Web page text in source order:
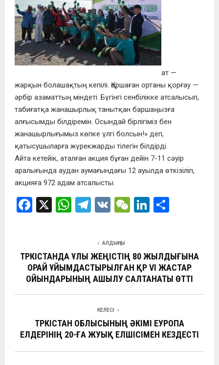
ат —
жарқын болашақтың кепілі. Қоршаған ортаны қорғау —
әрбір азаматтың міндеті. Бүгінгі сенбілікке атсалысып,
табиғатқа жанашырлық танытқан баршаңызға
алғысымды білдіремін. Осындай бірлігіміз бен
жанашырлығымыз көпке үлгі болсын!» деп,
қатысушыларға жүрекжарды тілегін білдірді.
Айта кетейік, аталған акция бұған дейін 7-11 сәуір
аралығында аудан аумағындағы 12 ауылда өткізіліп,
акцияға 972 адам атсалысты.
F
b
o
o
k
X
W
s
A
p
p
T
gr
a
m
V
W
h
at
Li
dI
n
р
а
в
и
АЛДЫҢҒЫ
ТҮРКІСТАНДА ҰЛЫ ЖЕҢІСТІҢ 80 ЖЫЛДЫҒЫНА
ОРАЙ ҰЙЫМДАСТЫРЫЛҒАН ҚР VI ЖАСТАР
ОЙЫНДАРЫНЫҢ АШЫЛУ САЛТАНАТЫ ӨТТІ
КЕЛЕСІ
ТҮРКІСТАН ОБЛЫСЫНЫҢ ӘКІМІ ЕУРОПА
ЕЛДЕРІНІҢ 20-ҒА ЖУЫҚ ЕЛШІСІМЕН КЕЗДЕСТІ